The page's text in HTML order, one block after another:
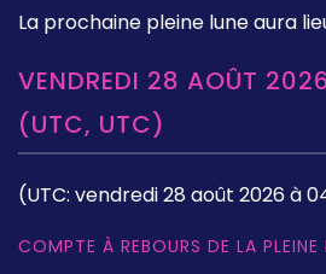
La prochaine pleine lune aura
VENDREDI 28 AOÛT
(UTC, UTC)
(UTC: vendredi 28 août 2026 à
COMPTE À REBOURS DE LA PLEINE